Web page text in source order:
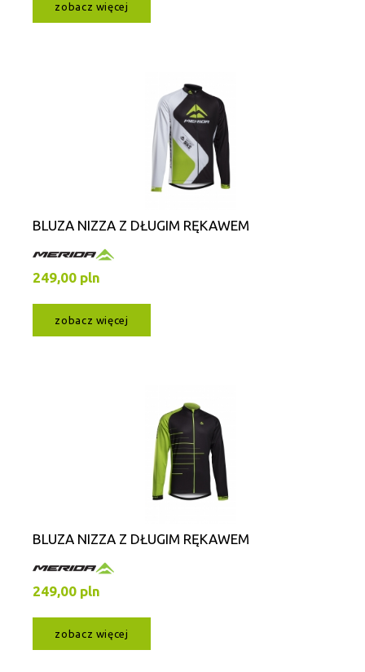
zobacz więcej
BLUZA NIZZA Z DŁUGIM RĘKAWEM
249,00 pln
zobacz więcej
BLUZA NIZZA Z DŁUGIM RĘKAWEM
249,00 pln
zobacz więcej